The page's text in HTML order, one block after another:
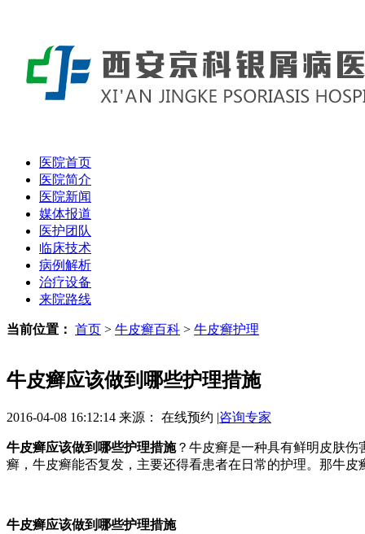
医院首页
医院简介
医院新闻
媒体报道
医护团队
临床技术
病例解析
治疗设备
来院路线
当前位置： 首页 > 牛皮癣百科 > 牛皮癣护理
牛皮癣应该做到哪些护理措施
2016-04-08 16:12:14 来源： 在线预约 |咨询专家
牛皮癣应该做到哪些护理措施？牛皮癣是一种具有鲜明皮肤伤
癣，牛皮癣能否复发，主要还得看患者在日常的护理。那牛
牛皮癣应该做到哪些护理措施